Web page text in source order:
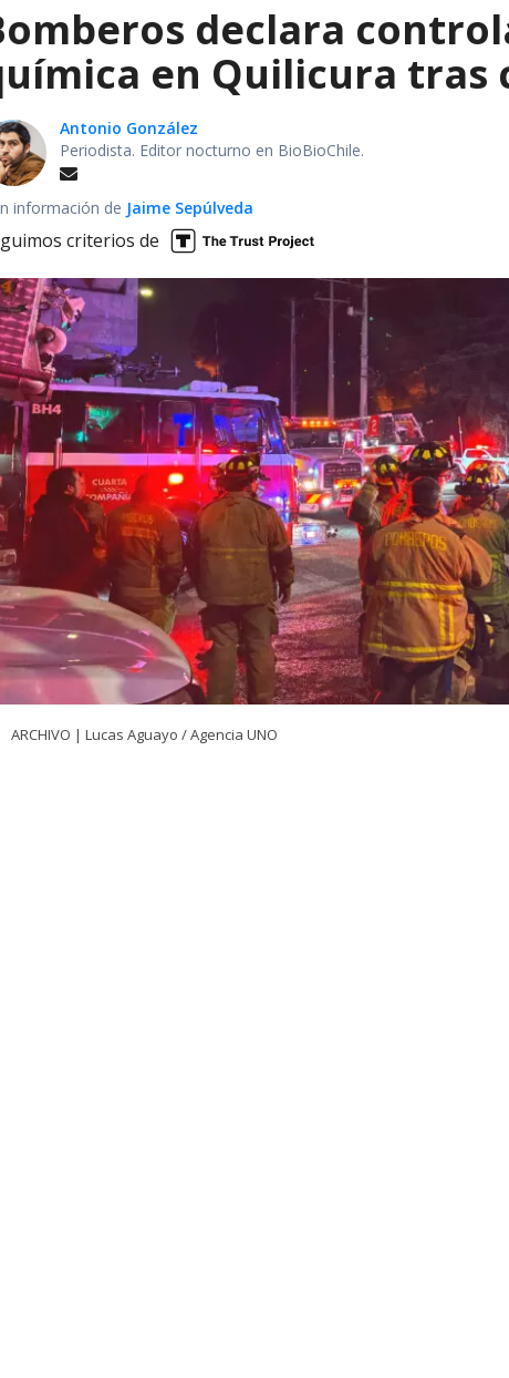
declara
en Quilicura tras
Antonio González
Periodista. Editor nocturno en BioBioChile.
información de Jaime Sepúlveda
criterios de
ARCHIVO | Lucas Aguayo / Agencia UNO